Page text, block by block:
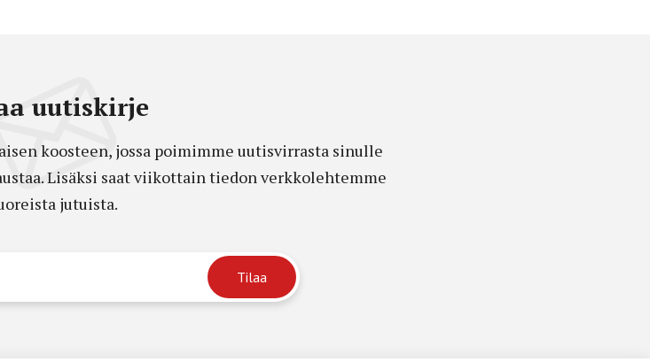
uutiskirje
koosteen, jossa poimimme uutisvirrasta sinulle
Lisäksi saat viikottain tiedon verkkolehtemme
jutuista.